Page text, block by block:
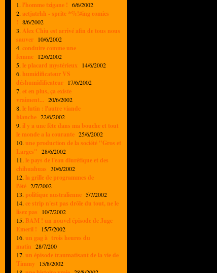
1. l'homme tzigane ! 6/6/2002
2. aetjatrhh - sprite *%!#ing comics
! 8/6/2002
3. Alex Chiu est arrivé afin de tous nous
sauver 10/6/2002
4. conduire comme une
femme 12/6/2002
5. le placard mystérieux 14/6/2002
6. humidificateur VS
déshumidificateur 17/6/2002
7. et en plus, ça existe
vraiment... 20/6/2002
8. le lutin : l'autre viande
blanche 22/6/2002
9. il y a une fète dans ma bouche et tout
le monde a la courante 25/6/2002
10. une production de la société "Gros et
Larges" 28/6/2002
11. le pays de l'eau diurétique et des
chihuahuas 30/6/2002
12. la grille de programmes de
l'été 2/7/2002
13. politique australienne 5/7/2002
14. ce strip n'est pas drôle du tout, ne le
lisez pas 10/7/2002
15. BAM ! un nouvel épisode de Juge
Emeril ! 15/7/2002
16. un gag à trois heures du
matin 28/7/200
17. un épisode traumatisant de la vie de
Timmy 15/8/2002